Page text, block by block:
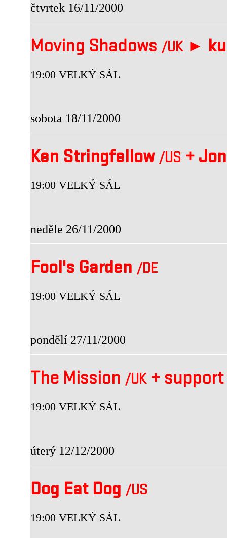
čtvrtek 16/11/2000
Moving Shadows /UK►
19:00 VELKÝ SÁL
sobota 18/11/2000
Ken Stringfellow /US +
19:00 VELKÝ SÁL
neděle 26/11/2000
Fool's Garden /DE
19:00 VELKÝ SÁL
pondělí 27/11/2000
The Mission /UK +
19:00 VELKÝ SÁL
úterý 12/12/2000
Dog Eat Dog /US
19:00 VELKÝ SÁL